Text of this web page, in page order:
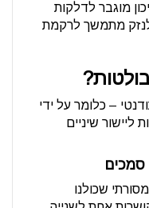
מוגבר לדלקות
לנזק מתמשך לרקמת
– כלומר על ידי
ליישור שיניים
סמכים
שכולנו